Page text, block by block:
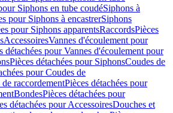
Siphons en tube coudéSiphons à
pour Siphons à encastrerSiphons
pour Siphons apparentsRaccordsPièces
AccessoiresVannes d'écoulement pour
détachées pour Vannes d'écoulement pour
Pièces détachées pour SiphonsCoudes de
pour Coudes de
raccordementPièces détachées pour
BondesPièces détachées pour
détachées pour AccessoiresDouches et